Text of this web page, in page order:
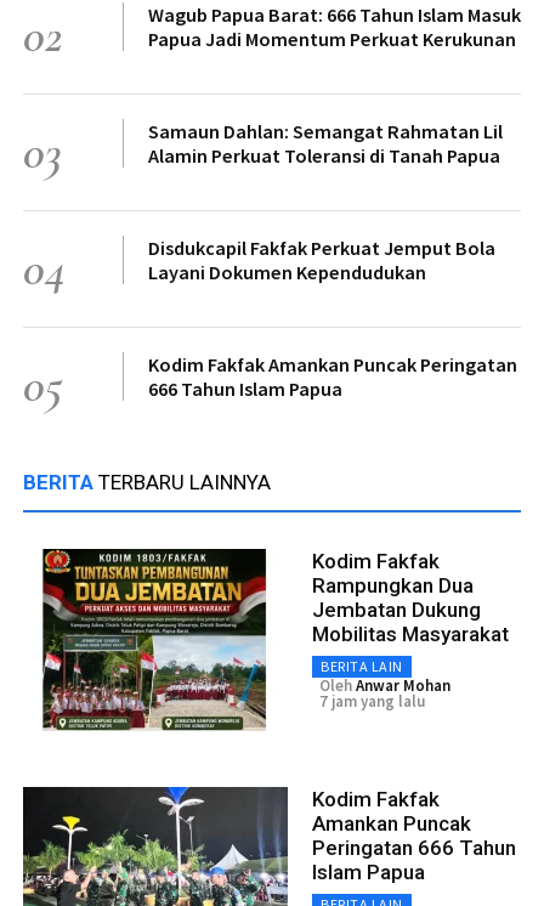
02
Wagub Papua Barat: 666 Tahun Islam Masuk
Papua Jadi Momentum Perkuat Kerukunan
03
Samaun Dahlan: Semangat Rahmatan Lil
Alamin Perkuat Toleransi di Tanah Papua
04
Disdukcapil Fakfak Perkuat Jemput Bola
Layani Dokumen Kependudukan
05
Kodim Fakfak Amankan Puncak Peringatan
666 Tahun Islam Papua
BERITA TERBARU LAINNYA
Kodim Fakfak
Rampungkan Dua
Jembatan Dukung
Mobilitas Masyarakat
BERITA LAIN
OlehAnwar Mohan
7 jam yang lalu
Kodim Fakfak
Amankan Puncak
Peringatan 666 Tahun
Islam Papua